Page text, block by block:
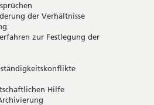
der Verhältnisse
zur Festlegung der
Hilfe